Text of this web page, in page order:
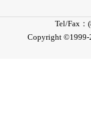
> 蓖麻子
棕榈仁
Tel/Fax
Copyright ©1999-